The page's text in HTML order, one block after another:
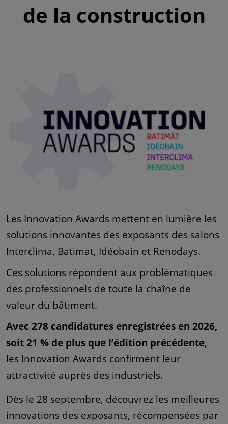
de la construction
Les Innovation Awards mettent en lumière les
solutions innovantes des exposants des salons
Interclima, Batimat, Idéobain et Renodays.
Ces solutions répondent aux problématiques
des professionnels de toute la chaîne de
valeur du bâtiment.
Avec 278 candidatures enregistrées en 2026,
soit 21 % de plus que l’édition précédente,
les Innovation Awards confirment leur
attractivité auprès des industriels.
Dès le 28 septembre, découvrez les meilleures
innovations des exposants, récompensées par